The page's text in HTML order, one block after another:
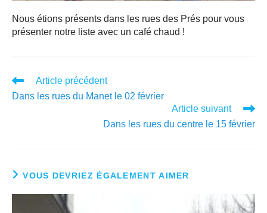
Nous étions présents dans les rues des Prés pour vous
présenter notre liste avec un café chaud !
Article précédent
Dans les rues du Manet le 02 février
Article suivant
Dans les rues du centre le 15 février
VOUS DEVRIEZ ÉGALEMENT AIMER